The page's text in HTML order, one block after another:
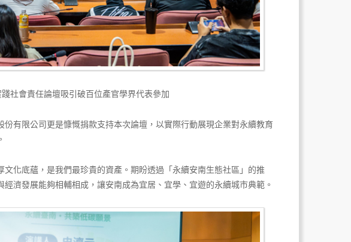
社會責任論壇吸引破百位產官學界代表參加
有限公司更是慷慨捐款支持本次論壇，以實際行動展現企業對永續教育
化底蘊，是我們最珍貴的資產。期盼透過「永續安南生態社區」的推
濟發展能夠相輔相成，讓安南成為宜居、宜學、宜遊的永續城市典範。